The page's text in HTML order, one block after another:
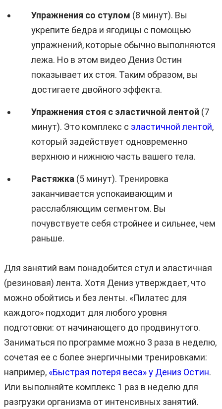
Упражнения со стулом (8 минут). Вы
укрепите бедра и ягодицы с помощью
упражнений, которые обычно выполняются
лежа. Но в этом видео Дениз Остин
показывает их стоя. Таким образом, вы
достигаете двойного эффекта.
Упражнения стоя с эластичной лентой (7
минут). Это комплекс с эластичной лентой,
который задействует одновременно
верхнюю и нижнюю часть вашего тела.
Растяжка (5 минут). Тренировка
заканчивается успокаивающим и
расслабляющим сегментом. Вы
почувствуете себя стройнее и сильнее, чем
раньше.
Для занятий вам понадобится стул и эластичная
(резиновая) лента. Хотя Дениз утверждает, что
можно обойтись и без ленты. «Пилатес для
каждого» подходит для любого уровня
подготовки: от начинающего до продвинутого.
Заниматься по программе можно 3 раза в неделю,
сочетая ее с более энергичными тренировками:
например, «Быстрая потеря веса» у Дениз Остин.
Или выполняйте комплекс 1 раз в неделю для
разгрузки организма от интенсивных занятий.